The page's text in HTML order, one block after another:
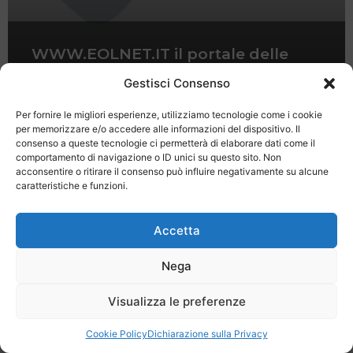
Gestisci Consenso
Per fornire le migliori esperienze, utilizziamo tecnologie come i cookie
per memorizzare e/o accedere alle informazioni del dispositivo. Il
consenso a queste tecnologie ci permetterà di elaborare dati come il
comportamento di navigazione o ID unici su questo sito. Non
acconsentire o ritirare il consenso può influire negativamente su alcune
caratteristiche e funzioni.
Accetta
Nega
Visualizza le preferenze
Cookie PolicyDichiarazione sulla Privacy
WWW.EOLNET.IT il portale delle
Last Minute
Registrati Contatti
SPECIALE LAST MINUTE - SH WEB